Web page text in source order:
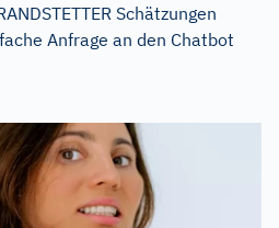
Schätzungen
Anfrage an den Chatbot